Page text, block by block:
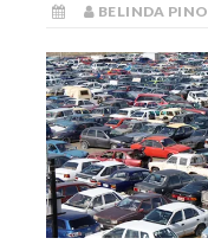
BELINDA PINO